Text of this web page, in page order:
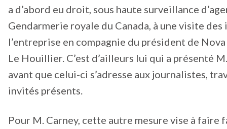
a d’abord eu droit, sous haute surveillance
Gendarmerie royale du Canada, à une visite
l’entreprise en compagnie du président de Nova
Le Houillier. C’est d’ailleurs lui qui a présenté
avant que celui-ci s’adresse aux journalistes,
invités présents.
Pour M. Carney, cette autre mesure vise à faire